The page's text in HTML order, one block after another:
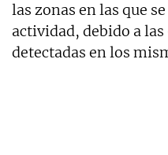
las zonas en las que
actividad, debido a
detectadas en los